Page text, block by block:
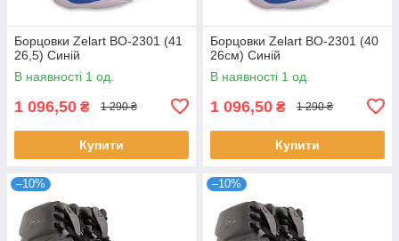
Борцовки Zelart BO-2301 (41
26,5) Синій
В наявності 1 од.
1 096,50 ₴ 1 290 ₴
Купити
Борцовки Zelart BO-2301 (40
26см) Синій
В наявності 1 од.
1 096,50 ₴ 1 290 ₴
Купити
–10% –10%